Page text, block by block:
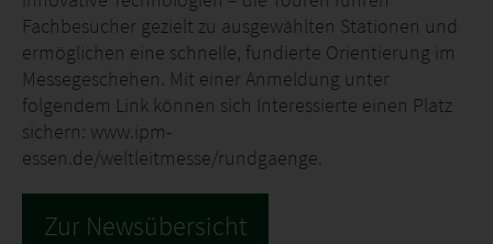
Fachbesucher gezielt zu ausgewählten Stationen und
ermöglichen eine schnelle, fundierte Orientierung im
Messegeschehen. Mit einer Anmeldung unter
folgendem Link können sich Interessierte einen Platz
sichern: www.ipm-
essen.de/weltleitmesse/rundgaenge.
Zur Newsübersicht